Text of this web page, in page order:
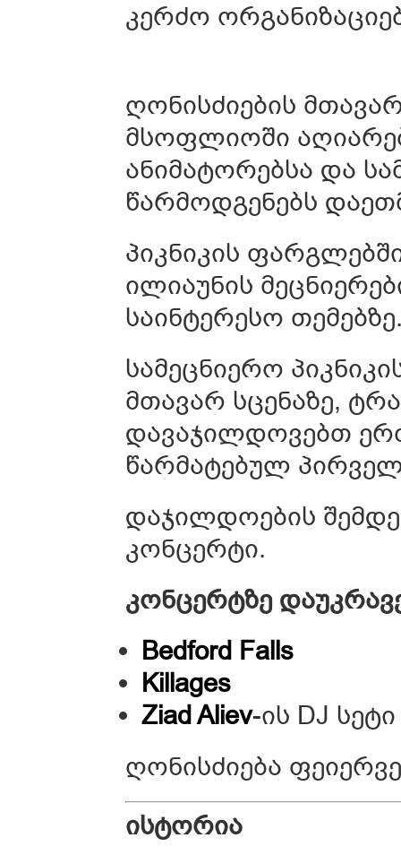
კერძო
ღონისძიების
მსოფლიოში
ანიმატორებსა და
წარმოდგენებს
პიკნიკის
ილიაუნის
საინტერესო
სამეცნიერო
მთავარ სცენაზე,
დავაჯილდოვებთ
წარმატებულ
დაჯილდოების
კონცერტი.
კონცერტზე
Bedford Falls
Killages
Ziad Aliev-ის DJ სეტი
ღონისძიება
ისტორია